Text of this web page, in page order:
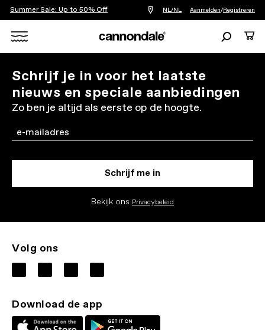
Summer Sale: Up to 50% Off
Vind
een
bij
in
buurt
NL/NL Aanmelden/Registreren
ZoekenCart
Schrijf je in voor het laatste
nieuws en speciale aanbiedingen
Zo ben je altijd als eerste op de hoogte.
Email
Schrijf me in
Bekijk ons Privacybeleid
Volg ons
Download de app